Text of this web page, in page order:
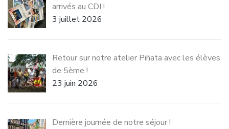
arrivés au CDI !
3 juillet 2026
Retour sur notre atelier Piñata avec les élèves
de 5ème !
23 juin 2026
Dernière journée de notre séjour !